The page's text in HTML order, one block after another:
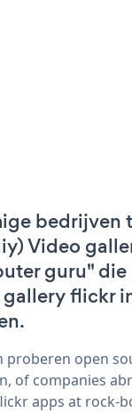
bedrijven
Video
guru"
flickr
proberen open
of companies
apps at rock-